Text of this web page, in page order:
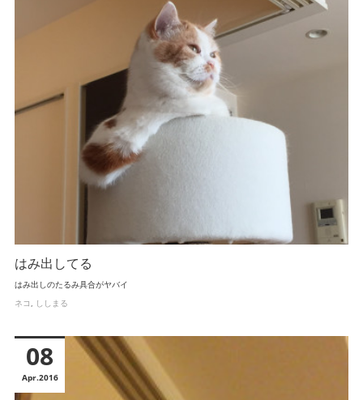
はみ出してる
はみ出しのたるみ具合がヤバイ
ネコ ししまる
08
Apr 2016